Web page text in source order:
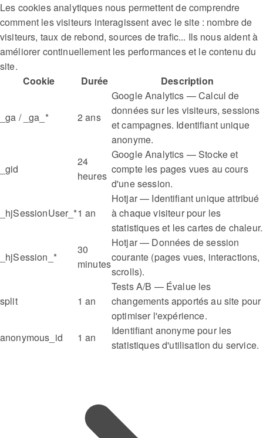
Les cookies analytiques nous permettent de comprendre
comment les visiteurs interagissent avec le site : nombre de
visiteurs, taux de rebond, sources de trafic... Ils nous aident à
améliorer continuellement les performances et le contenu du
site.
Cookie
Durée Description
_ga / _ga_* 2 ans
Google Analytics — Calcul de
données sur les visiteurs, sessions
et campagnes. Identifiant unique
anonyme.
_gid
24
heures
Google Analytics — Stocke et
compte les pages vues au cours
d'une session.
_hjSessionUser_*1 an
Hotjar — Identifiant unique attribué
à chaque visiteur pour les
statistiques et les cartes de chaleur.
_hjSession_*
30
minutes
Hotjar — Données de session
courante (pages vues, interactions,
scrolls).
split 1 an
Tests A/B — Évalue les
changements apportés au site pour
optimiser l'expérience.
anonymous_id
1 an
Identifiant anonyme pour les
statistiques d'utilisation du service.